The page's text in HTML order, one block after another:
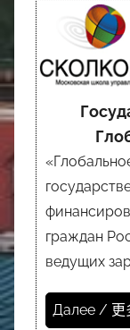
граждан
ведущих
Далее / 更